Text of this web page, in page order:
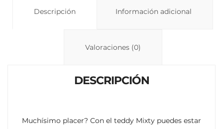
s
p
Descripción Información adicional
Valoraciones (0)
DESCRIPCIÓN
Muchísimo placer? Con el teddy Mixty puedes estar